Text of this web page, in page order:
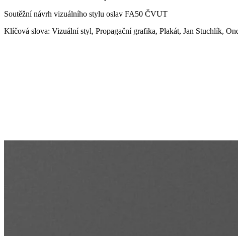
Soutěžní návrh vizuálního stylu oslav FA50 ČVUT
Klíčová slova: Vizuální styl, Propagační grafika, Plakát, Jan Stuchlík,